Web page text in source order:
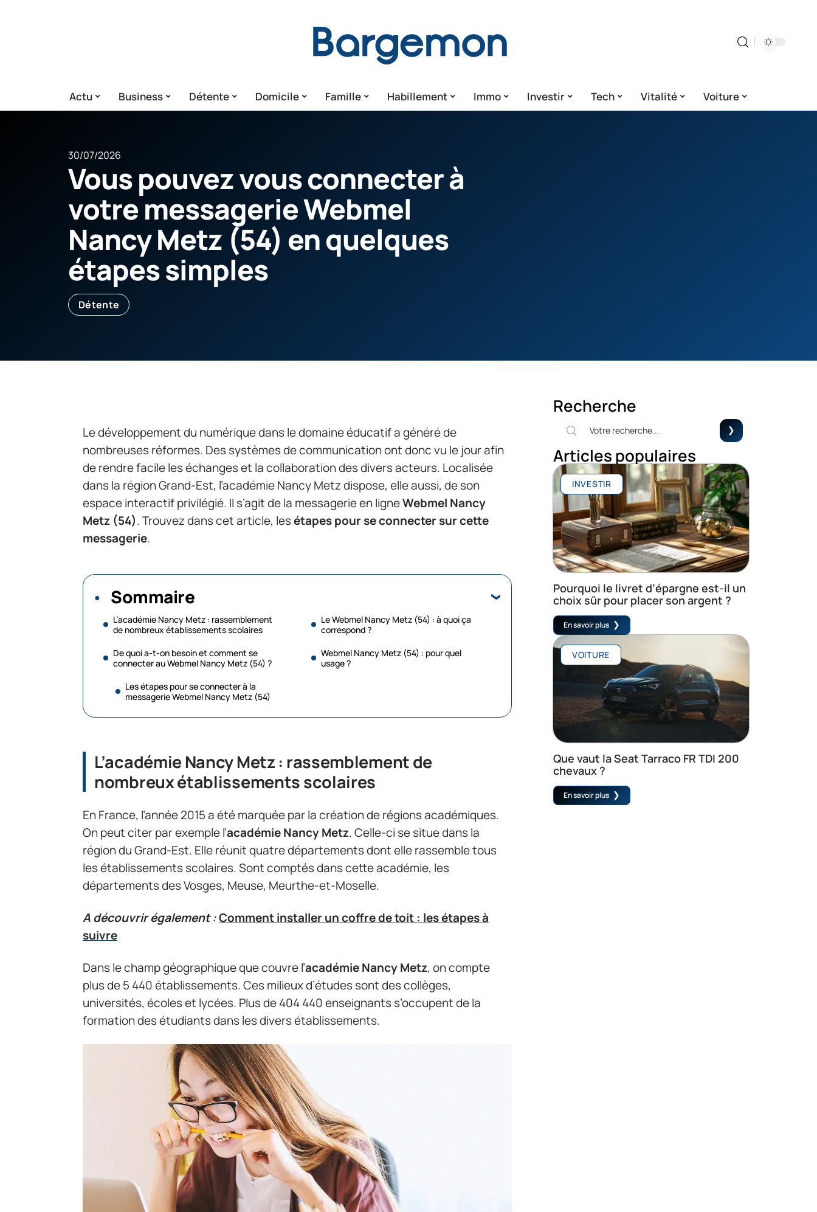
Actu Business Détente Domicile Famille Habillement Immo Investir Tech Vitalité Voiture
30/07/2026
Vous pouvez vous connecter à
votre messagerie Webmel
Nancy Metz (54) en quelques
étapes simples
Détente
Le développement du numérique dans le domaine éducatif a généré de
nombreuses réformes. Des systèmes de communication ont donc vu le jour afin
de rendre facile les échanges et la collaboration des divers acteurs. Localisée
dans la région Grand-Est, l’académie Nancy Metz dispose, elle aussi, de son
espace interactif privilégié. Il s’agit de la messagerie en ligneWebmel Nancy
Metz (54). Trouvez dans cet article, lesétapes pour se connecter sur cette
messagerie.
Sommaire
L’académie Nancy Metz : rassemblement
de nombreux établissements scolaires
De quoi a-t-on besoin et comment se
connecter au Webmel Nancy Metz (54) ?
Les étapes pour se connecter à la
messagerie Webmel Nancy Metz (54)
Le Webmel Nancy Metz (54) : à quoi ça
correspond ?
Webmel Nancy Metz (54) : pour quel
usage ?
L’académie Nancy Metz : rassemblement de
nombreux établissements scolaires
En France, l’année 2015 a été marquée par la création de régions académiques.
On peut citer par exemple l’académie Nancy Metz. Celle-ci se situe dans la
région du Grand-Est. Elle réunit quatre départements dont elle rassemble tous
les établissements scolaires. Sont comptés dans cette académie, les
départements des Vosges, Meuse, Meurthe-et-Moselle.
A découvrir également :Comment installer un coffre de toit : les étapes à
suivre
Dans le champ géographique que couvre l’académie Nancy Metz, on compte
plus de 5 440 établissements. Ces milieux d’études sont des collèges,
universités, écoles et lycées. Plus de 404 440 enseignants s’occupent de la
formation des étudiants dans les divers établissements.
Recherche
Articles populaires
INVESTIR
Pourquoi le livret d’épargne est-il un
choix sûr pour placer son argent ?
En savoir plus
VOITURE
Que vaut la Seat Tarraco FR TDI 200
chevaux ?
En savoir plus